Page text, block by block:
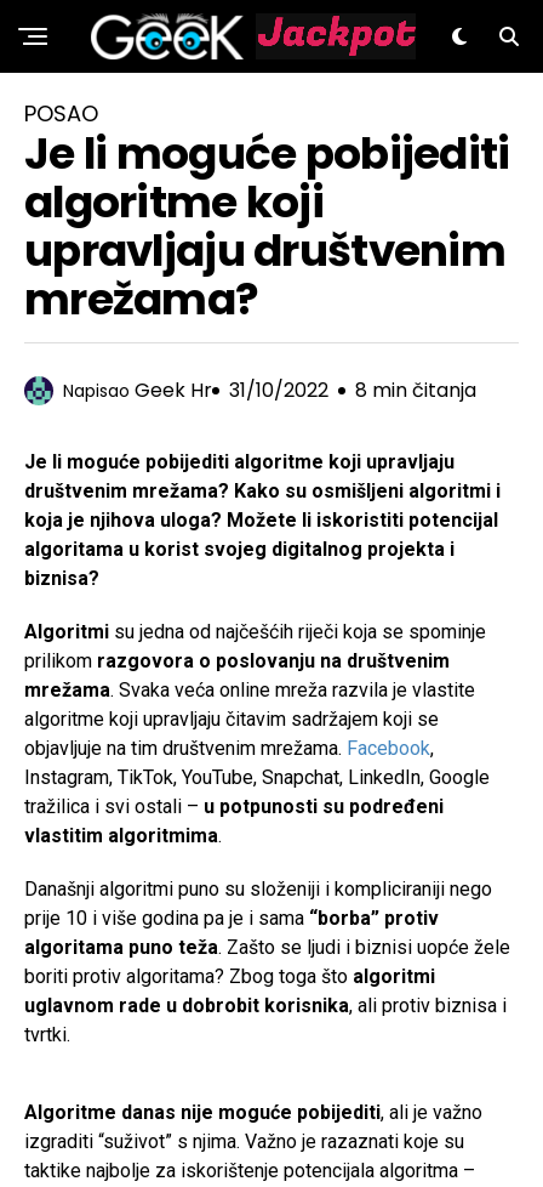
GeeK.hr
POSAO
Je li moguće pobijediti
algoritme koji
upravljaju društvenim
mrežama?
Napisao Geek Hr 31/10/2022 8 min čitanja
Je li moguće pobijediti algoritme koji upravljaju
društvenim mrežama? Kako su osmišljeni algoritmi i
koja je njihova uloga? Možete li iskoristiti potencijal
algoritama u korist svojeg digitalnog projekta i
biznisa?
Algoritmi su jedna od najčešćih riječi koja se spominje
prilikom razgovora o poslovanju na društvenim
mrežama. Svaka veća online mreža razvila je vlastite
algoritme koji upravljaju čitavim sadržajem koji se
objavljuje na tim društvenim mrežama. Facebook,
Instagram, TikTok, YouTube, Snapchat, LinkedIn, Google
tražilica i svi ostali – u potpunosti su podređeni
vlastitim algoritmima.
Današnji algoritmi puno su složeniji i kompliciraniji nego
prije 10 i više godina pa je i sama “borba” protiv
algoritama puno teža. Zašto se ljudi i biznisi uopće žele
boriti protiv algoritama? Zbog toga što algoritmi
uglavnom rade u dobrobit korisnika, ali protiv biznisa i
tvrtki.
Algoritme danas nije moguće pobijediti, ali je važno
izgraditi “suživot” s njima. Važno je razaznati koje su
taktike najbolje za iskorištenje potencijala algoritma –